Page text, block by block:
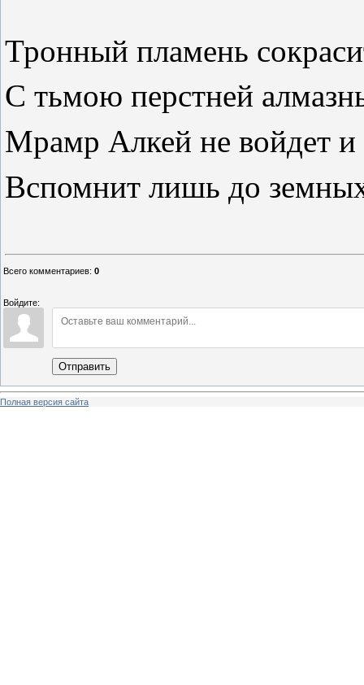
Тронный пламень
С тьмою перстней
Мрамр Алкей не войдет и
Вспомнит лишь до
Всего комментариев: 0
Войдите:
Отправить
Полная версия сайта